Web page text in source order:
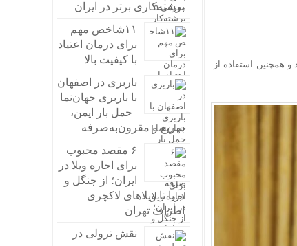
همچنین استفاده از
برشته‌کاری برتر در ایران
۱۱شاخص مهم
برای درمان اعتیاد
با کیفیت بالا
باربری در اصفهان
با باربری جهان‌نما
| حمل بار ایمن،
سریع و مقرون‌به‌صرفه
۶ مقصد محبوب
برای اجاره ویلا در
ایران؛ از جنگل و
دریا تا ویلاهای لاکچری
اطراف تهران
نقش ترولی در